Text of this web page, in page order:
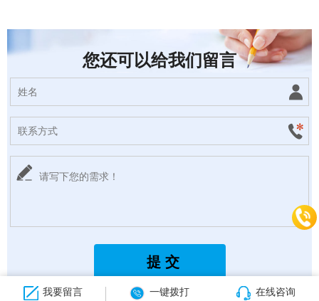
您还可以给我们留言
我要留言 一键拨打 在线咨询